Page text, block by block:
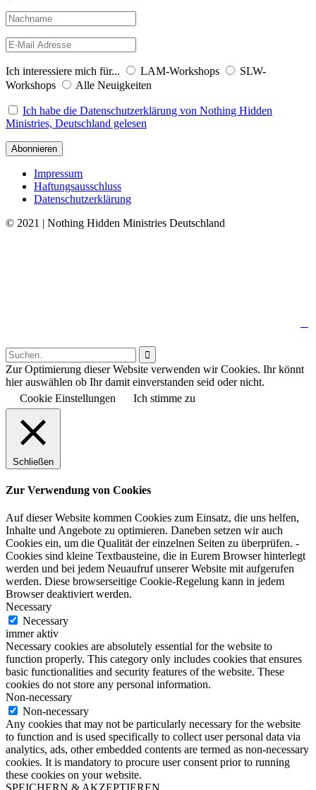
Ich interessiere mich für... LAM-Workshops
SLW-
Workshops
Alle Neuigkeiten
Ich habe die Datenschutzerklärung von Nothing Hidden
Ministries, Deutschland gelesen
Impressum
Haftungsausschluss
Datenschutzerklärung
© 2021 | Nothing Hidden Ministries Deutschland

Zur Optimierung dieser Website verwenden wir Cookies. Ihr könnt
hier auswählen ob Ihr damit einverstanden seid oder nicht.
Cookie Einstellungen
Ich stimme zu
Schließen
Zur Verwendung von Cookies
Auf dieser Website kommen Cookies zum Einsatz, die uns helfen,
Inhalte und Angebote zu optimieren. Daneben setzen wir auch
Cookies ein, um die Qualität der einzelnen Seiten zu überprüfen. -
Cookies sind kleine Textbausteine, die in Eurem Browser hinterlegt
werden und bei jedem Neuaufruf unserer Website mit aufgerufen
werden. Diese browserseitige Cookie-Regelung kann in jedem
Browser deaktiviert werden.
Necessary
Necessary
immer aktiv
Necessary cookies are absolutely essential for the website to
function properly. This category only includes cookies that ensures
basic functionalities and security features of the website. These
cookies do not store any personal information.
Non-necessary
Non-necessary
Any cookies that may not be particularly necessary for the website
to function and is used specifically to collect user personal data via
analytics, ads, other embedded contents are termed as non-necessary
cookies. It is mandatory to procure user consent prior to running
these cookies on your website.
SPEICHERN & AKZEPTIEREN